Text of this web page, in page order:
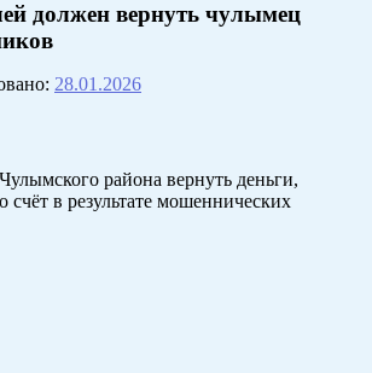
должен вернуть чулымец
28.01.2026
района вернуть деньги,
счёт в результате мошеннических